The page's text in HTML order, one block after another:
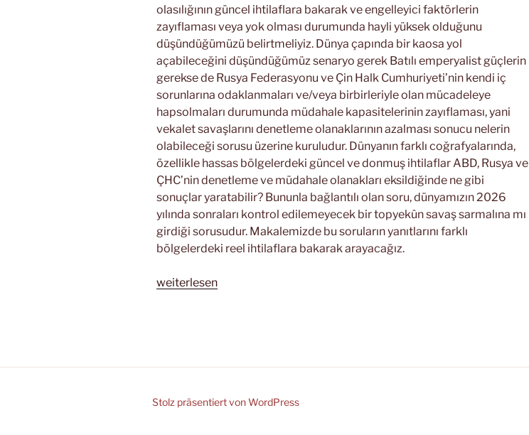
olasılığının güncel ihtilaflara bakarak ve engelleyici faktörlerin
zayıflaması veya yok olması durumunda hayli yüksek olduğunu
düşündüğümüzü belirtmeliyiz. Dünya çapında bir kaosa yol
açabileceğini düşündüğümüz senaryo gerek Batılı emperyalist güçlerin
gerekse de Rusya Federasyonu ve Çin Halk Cumhuriyeti’nin kendi iç
sorunlarına odaklanmaları ve/veya birbirleriyle olan mücadeleye
hapsolmaları durumunda müdahale kapasitelerinin zayıflaması, yani
vekalet savaşlarını denetleme olanaklarının azalması sonucu nelerin
olabileceği sorusu üzerine kuruludur. Dünyanın farklı coğrafyalarında,
özellikle hassas bölgelerdeki güncel ve donmuş ihtilaflar ABD, Rusya ve
ÇHC’nin denetleme ve müdahale olanakları eksildiğinde ne gibi
sonuçlar yaratabilir? Bununla bağlantılı olan soru, dünyamızın 2026
yılında sonraları kontrol edilemeyecek bir topyekûn savaş sarmalına mı
girdiği sorusudur. Makalemizde bu soruların yanıtlarını farklı
bölgelerdeki reel ihtilaflara bakarak arayacağız.
„Küresel
Sarmalı
Bölgesel
weiterlesen
Stolz präsentiert von WordPress